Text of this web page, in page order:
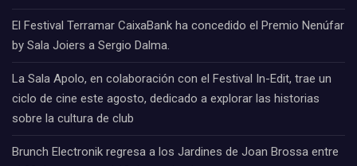
El Festival Terramar CaixaBank ha concedido el Premio Nenúfar
by Sala Joiers a Sergio Dalma.
La Sala Apolo, en colaboración con el Festival In-Edit, trae un
ciclo de cine este agosto, dedicado a explorar las historias
sobre la cultura de club
Brunch Electronik regresa a los Jardines de Joan Brossa entre